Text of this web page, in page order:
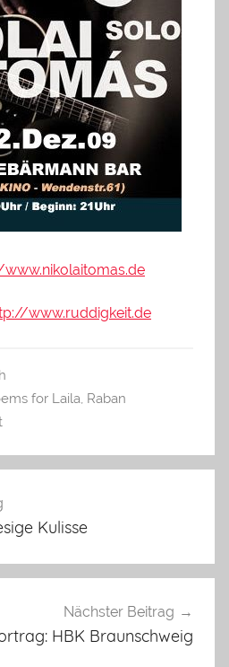
www.ruddigkeit.de
for Laila, Raban
Kulisse
Nächster Beitrag
HBK Braunschweig